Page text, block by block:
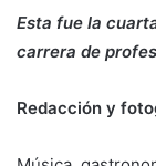
Esta fue la
carrera de
Redacción y